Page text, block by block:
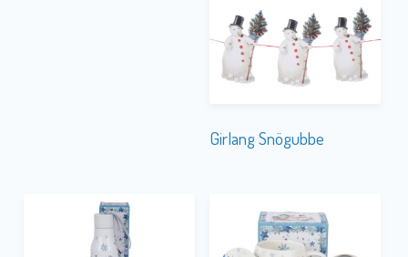
Girlang Snögubbe